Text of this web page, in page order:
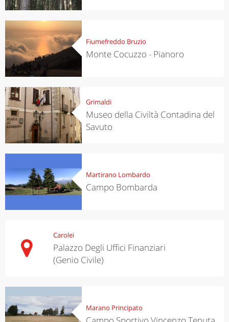
Fiumefreddo Bruzio
Monte Cocuzzo - Pianoro
Grimaldi
Museo della Civiltà Contadina del
Savuto
Martirano Lombardo
Campo Bombarda
Carolei
Palazzo Degli Uffici Finanziari
(Genio Civile)
Marano Principato